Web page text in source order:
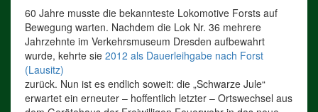
60 Jahre musste die bekannteste Lokomotive Forsts auf
Bewegung warten. Nachdem die Lok Nr. 36 mehrere
Jahrzehnte im Verkehrsmuseum Dresden aufbewahrt
wurde, kehrte sie 2012 als Dauerleihgabe nach Forst
(Lausitz)
zurück. Nun ist es endlich soweit: die „Schwarze Jule“
erwartet ein erneuter – hoffentlich letzter – Ortswechsel aus